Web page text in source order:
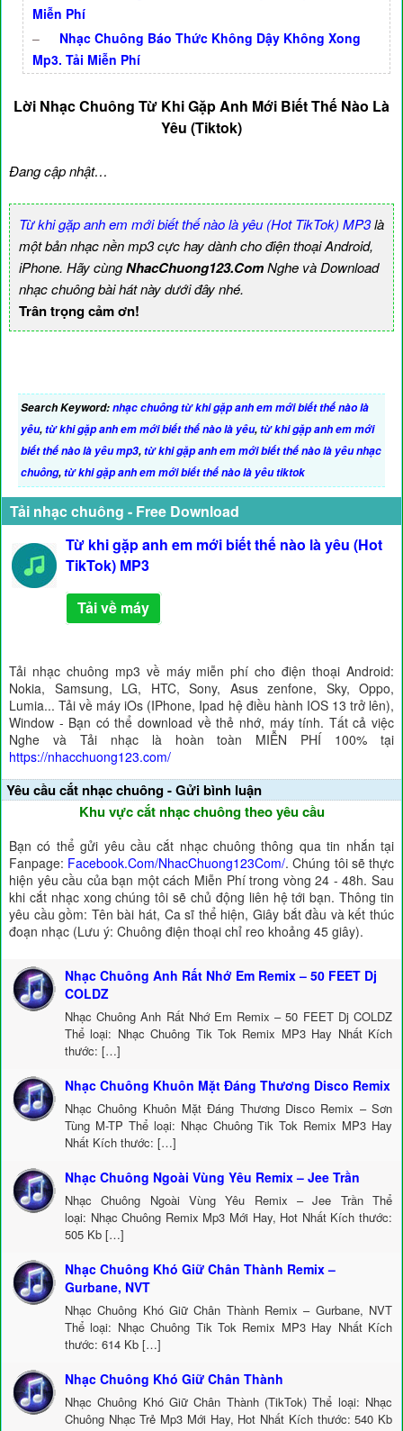
Miễn Phí
–
Nhạc Chuông Báo Thức Không Dậy Không Xong
Mp3. Tải Miễn Phí
Lời Nhạc Chuông Từ Khi Gặp Anh Mới Biết Thế Nào Là
Yêu (Tiktok)
Đang cập nhật…
Từ khi gặp anh em mới biết thế nào là yêu (Hot TikTok) MP3là
một bản nhạc nền mp3 cực hay dành cho điện thoại Android,
iPhone. Hãy cùngNhacChuong123.ComNghe và Download
nhạc chuông bài hát này dưới đây nhé.
Trân trọng cảm ơn!
Search Keyword:nhạc chuông từ khi gặp anh em mới biết thế nào là
yêu,từ khi gặp anh em mới biết thế nào là yêu,từ khi gặp anh em mới
biết thế nào là yêu mp3,từ khi gặp anh em mới biết thế nào là yêu nhạc
chuông,từ khi gặp anh em mới biết thế nào là yêu tiktok
Tải nhạc chuông - Free Download
Từ khi gặp anh em mới biết thế nào là yêu (Hot
TikTok) MP3
Tải về máy
Tải nhạc chuông mp3 về máy miễn phí cho điện thoại Android:
Nokia, Samsung, LG, HTC, Sony, Asus zenfone, Sky, Oppo,
Lumia... Tải về máy iOs (IPhone, Ipad hệ điều hành IOS 13 trở lên),
Window - Bạn có thể download về thẻ nhớ, máy tính. Tất cả việc
Nghe và Tải nhạc là hoàn toàn MIỄN PHÍ 100% tại
https://nhacchuong123.com/
Yêu cầu cắt nhạc chuông - Gửi bình luận
Khu vực cắt nhạc chuông theo yêu cầu
Bạn có thể gửi yêu cầu cắt nhạc chuông thông qua tin nhắn tại
Fanpage: Facebook.Com/NhacChuong123Com/. Chúng tôi sẽ thực
hiện yêu cầu của bạn một cách Miễn Phí trong vòng 24 - 48h. Sau
khi cắt nhạc xong chúng tôi sẽ chủ động liên hệ tới bạn. Thông tin
yêu cầu gồm: Tên bài hát, Ca sĩ thể hiện, Giây bắt đầu và kết thúc
đoạn nhạc (Lưu ý: Chuông điện thoại chỉ reo khoảng 45 giây).
Nhạc Chuông Anh Rất Nhớ Em Remix – 50 FEET Dj
COLDZ
Nhạc Chuông Anh Rất Nhớ Em Remix – 50 FEET Dj COLDZ
Thể loại: Nhạc Chuông Tik Tok Remix MP3 Hay Nhất Kích
thước: […]
Nhạc Chuông Khuôn Mặt Đáng Thương Disco Remix
Nhạc Chuông Khuôn Mặt Đáng Thương Disco Remix – Sơn
Tùng M-TP Thể loại: Nhạc Chuông Tik Tok Remix MP3 Hay
Nhất Kích thước: […]
Nhạc Chuông Ngoài Vùng Yêu Remix – Jee Trần
Nhạc Chuông Ngoài Vùng Yêu Remix – Jee Trần Thể
loại: Nhạc Chuông Remix Mp3 Mới Hay, Hot Nhất Kích thước:
505 Kb […]
Nhạc Chuông Khó Giữ Chân Thành Remix –
Gurbane, NVT
Nhạc Chuông Khó Giữ Chân Thành Remix – Gurbane, NVT
Thể loại: Nhạc Chuông Tik Tok Remix MP3 Hay Nhất Kích
thước: 614 Kb […]
Nhạc Chuông Khó Giữ Chân Thành
Nhạc Chuông Khó Giữ Chân Thành (TikTok) Thể loại: Nhạc
Chuông Nhạc Trẻ Mp3 Mới Hay, Hot Nhất Kích thước: 540 Kb